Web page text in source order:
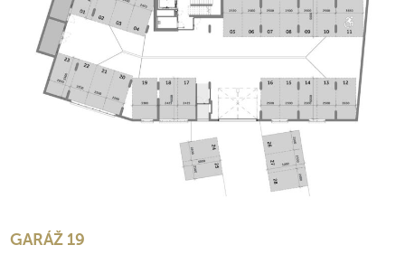
GARÁŽ 19